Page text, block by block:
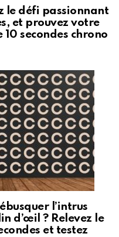
le défi passionnant
et prouvez votre
secondes chrono
l’intrus
d’œil ? Relevez le
et testez